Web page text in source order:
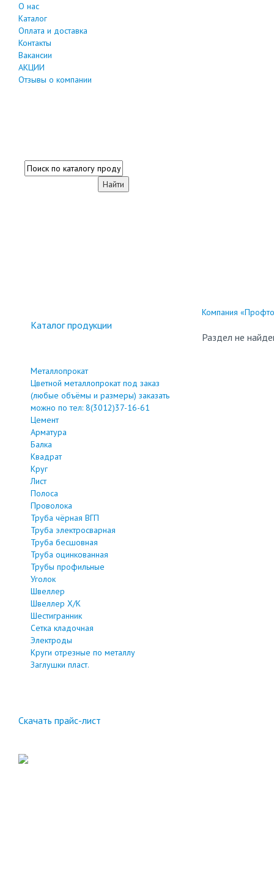
О нас
Каталог
Оплата и доставка
Контакты
Вакансии
АКЦИИ
Отзывы о компании
Каталог продукции
Металлопрокат
Цветной металлопрокат под заказ
(любые объёмы и размеры) заказать
можно по тел: 8(3012)37-16-61
Цемент
Арматура
Балка
Квадрат
Круг
Лист
Полоса
Проволока
Труба чёрная ВГП
Труба электросварная
Труба бесшовная
Труба оцинкованная
Трубы профильные
Уголок
Швеллер
Швеллер Х/К
Шестигранник
Сетка кладочная
Электроды
Круги отрезные по металлу
Заглушки пласт.
Скачать прайс-лист
Компания
Раздел не